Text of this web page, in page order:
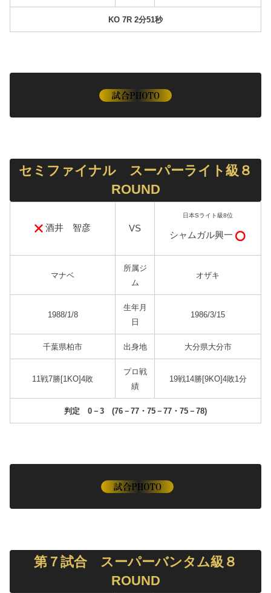
KO 7R 2分51秒
セミファイナル スーパーライト級８
ROUND
酒井 智彦 VS
日本Sライト級8位
シャムガル興一
マナベ
所属ジ
ム
オザキ
1988/1/8
生年月
日
1986/3/15
千葉県柏市 出身地 大分県大分市
11戦7勝[1KO]4敗
プロ戦
績
19戦14勝[9KO]4敗1分
判定 0－3 (76－77・75－77・75－78)
第７試合 スーパーバンタム級８
ROUND